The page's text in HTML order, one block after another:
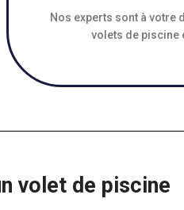
Nos experts sont à
volets de piscine
volet de piscine